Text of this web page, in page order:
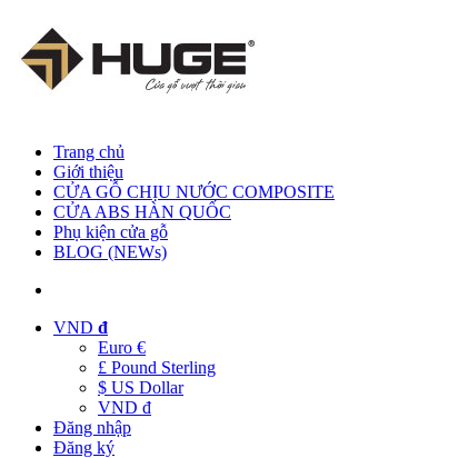
Trang chủ
Giới thiệu
CỬA GỖ CHỊU NƯỚC COMPOSITE
CỬA ABS HÀN QUỐC
Phụ kiện cửa gỗ
BLOG (NEWs)
VND đ
Euro €
£ Pound Sterling
$ US Dollar
VND đ
Đăng nhập
Đăng ký